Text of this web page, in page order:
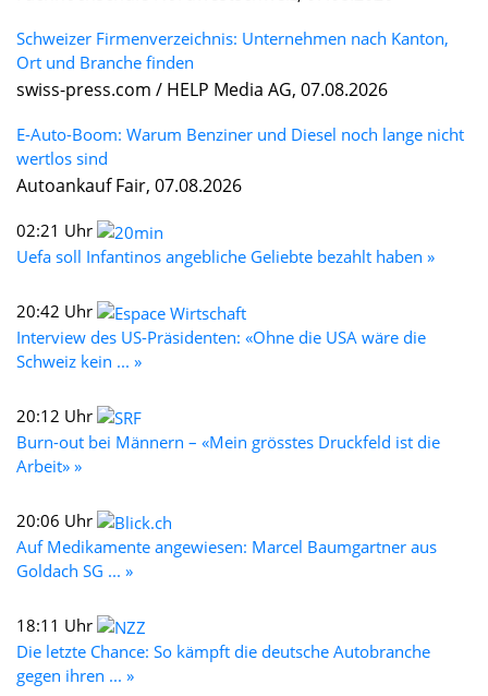
Schweizer Firmenverzeichnis: Unternehmen nach Kanton,
Ort und Branche finden
swiss-press.com / HELP Media AG, 07.08.2026
E-Auto-Boom: Warum Benziner und Diesel noch lange nicht
wertlos sind
Autoankauf Fair, 07.08.2026
02:21 Uhr
Uefa soll Infantinos angebliche Geliebte bezahlt haben »
20:42 Uhr
Interview des US-Präsidenten: «Ohne die USA wäre die
Schweiz kein ... »
20:12 Uhr
Burn-out bei Männern – «Mein grösstes Druckfeld ist die
Arbeit» »
20:06 Uhr
Auf Medikamente angewiesen: Marcel Baumgartner aus
Goldach SG ... »
18:11 Uhr
Die letzte Chance: So kämpft die deutsche Autobranche
gegen ihren ... »